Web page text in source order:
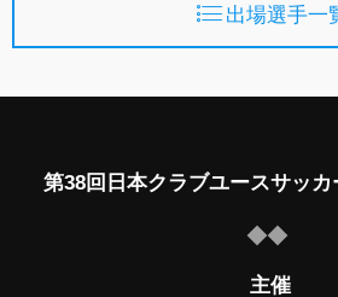
出場選手一
第38回日本クラブユースサッ
主催